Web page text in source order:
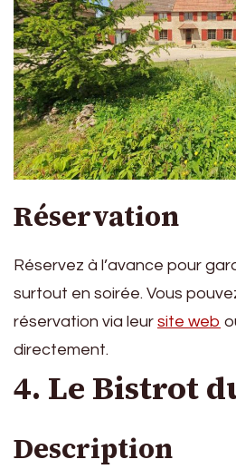
Réservation
Réservez à l’avance pour
surtout en soirée. Vous
réservation via leur site web
directement.
4. Le Bistrot
Description